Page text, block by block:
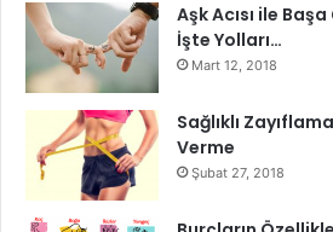
manevralar ile),
Herhangi bir hassasiyetin yeri
Karın içinde bir tümör, genişletilmiş
düşündüren bir kitlenin varlığı
Aşk Acısı ile
İşte Yolları…
Mart 12, 2018
Sağlıklı
Verme
Şubat 27, 2018